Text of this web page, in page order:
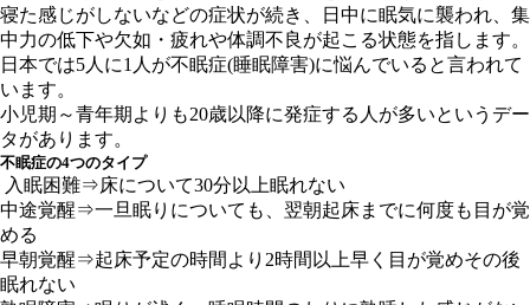
寝た感じがしないなどの症状が続き、日中に眠気に襲われ、集
中力の低下や欠如・疲れや体調不良が起こる状態を指します。
日本では5人に1人が不眠症(睡眠障害)に悩んでいると言われて
います。
小児期～青年期よりも20歳以降に発症する人が多いというデー
タがあります。
不眠症の4つのタイプ
入眠困難⇒床について30分以上眠れない
中途覚醒⇒一旦眠りについても、翌朝起床までに何度も目が覚
める
早朝覚醒⇒起床予定の時間より2時間以上早く目が覚めその後
眠れない